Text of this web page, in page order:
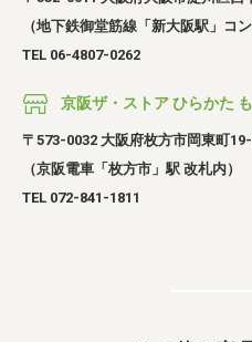
（地下鉄御堂筋線「新大阪駅」コン
TEL 06-4807-0262
京阪ザ・ストア ひらかた
〒573-0032 大阪府枚方市岡東町
（京阪電車「枚方市」駅 改札内）
TEL 072-841-1811